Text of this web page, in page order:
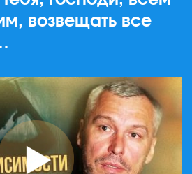
возвещать все